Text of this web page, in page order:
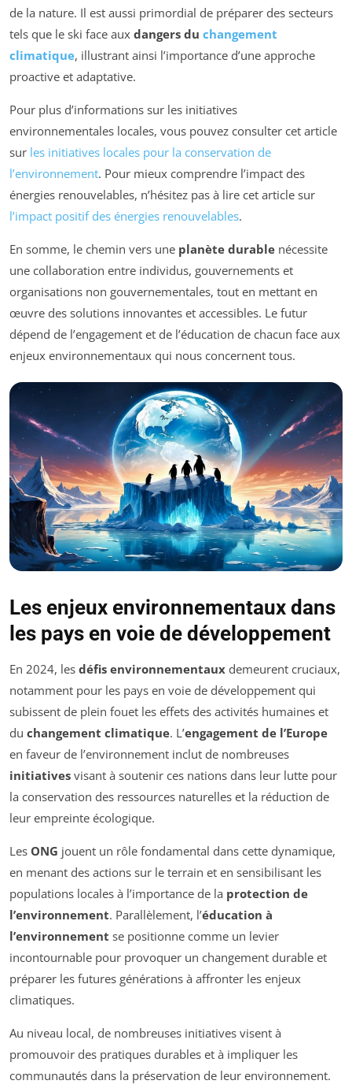
de la nature. Il est aussi primordial de préparer des secteurs
tels que le ski face aux dangers du changement
climatique, illustrant ainsi l’importance d’une approche
proactive et adaptative.
Pour plus d’informations sur les initiatives
environnementales locales, vous pouvez consulter cet article
sur les initiatives locales pour la conservation de
l’environnement. Pour mieux comprendre l’impact des
énergies renouvelables, n’hésitez pas à lire cet article sur
l’impact positif des énergies renouvelables.
En somme, le chemin vers une planète durable nécessite
une collaboration entre individus, gouvernements et
organisations non gouvernementales, tout en mettant en
œuvre des solutions innovantes et accessibles. Le futur
dépend de l’engagement et de l’éducation de chacun face aux
enjeux environnementaux qui nous concernent tous.
Les enjeux environnementaux dans
les pays en voie de développement
En 2024, les défis environnementaux demeurent cruciaux,
notamment pour les pays en voie de développement qui
subissent de plein fouet les effets des activités humaines et
du changement climatique. L’engagement de l’Europe
en faveur de l’environnement inclut de nombreuses
initiatives visant à soutenir ces nations dans leur lutte pour
la conservation des ressources naturelles et la réduction de
leur empreinte écologique.
Les ONG jouent un rôle fondamental dans cette dynamique,
en menant des actions sur le terrain et en sensibilisant les
populations locales à l’importance de la protection de
l’environnement. Parallèlement, l’éducation à
l’environnement se positionne comme un levier
incontournable pour provoquer un changement durable et
préparer les futures générations à affronter les enjeux
climatiques.
Au niveau local, de nombreuses initiatives visent à
promouvoir des pratiques durables et à impliquer les
communautés dans la préservation de leur environnement.